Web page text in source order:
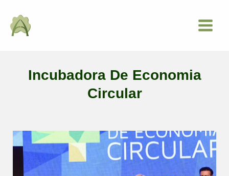
contenido
Menu
Incubadora De Economia
Circular